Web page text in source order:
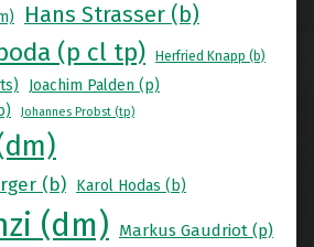
Hans Strasser (b)
(p cl tp) Herfried Knapp (b)
Joachim Palden (p)
Johannes Probst (tp)
(b) Karol Hodas (b)
(dm) Markus Gaudriot (p)